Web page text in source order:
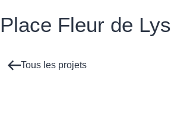
Gatineau, Québec
J8Y 1R8
819 595-3626
Place Fleur de Lys
Tous les projets